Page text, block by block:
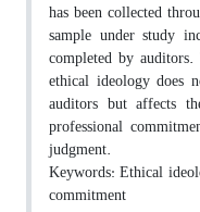
has been collected
sample under study
completed by
ethical ideology does
auditors but affects
professional
judgment.
Keywords: Ethical
commitment